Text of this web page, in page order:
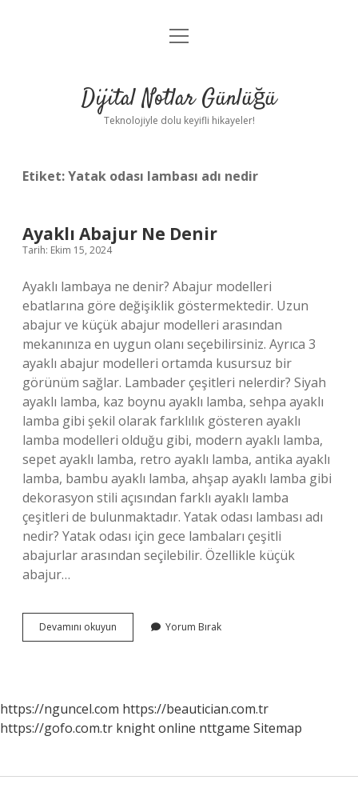
Anasayfa
Yasal Uyarı
menüyü
Dijital Notlar Günlüğü
Teknolojiyle dolu keyifli hikayeler!
Etiket:Yatak odası lambası adı nedir
Ayaklı Abajur Ne Denir
Tarih: Ekim 15, 2024
Ayaklı lambaya ne denir? Abajur modelleri
ebatlarına göre değişiklik göstermektedir. Uzun
abajur ve küçük abajur modelleri arasından
mekanınıza en uygun olanı seçebilirsiniz. Ayrıca 3
ayaklı abajur modelleri ortamda kusursuz bir
görünüm sağlar. Lambader çeşitleri nelerdir? Siyah
ayaklı lamba, kaz boynu ayaklı lamba, sehpa ayaklı
lamba gibi şekil olarak farklılık gösteren ayaklı
lamba modelleri olduğu gibi, modern ayaklı lamba,
sepet ayaklı lamba, retro ayaklı lamba, antika ayaklı
lamba, bambu ayaklı lamba, ahşap ayaklı lamba gibi
dekorasyon stili açısından farklı ayaklı lamba
çeşitleri de bulunmaktadır. Yatak odası lambası adı
nedir? Yatak odası için gece lambaları çeşitli
abajurlar arasından seçilebilir. Özellikle küçük
abajur…
Devamını okuyun
Abajur
Yorum Bırak
https://nguncel.com https://beautician.com.tr
https://gofo.com.tr knight online nttgame Sitemap